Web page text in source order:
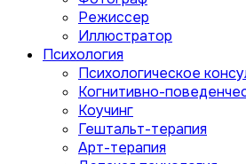
Режиссер
Иллюстратор
Психология
Психологическое
Когнитивно-
Коучинг
Гештальт-терапия
Арт-терапия